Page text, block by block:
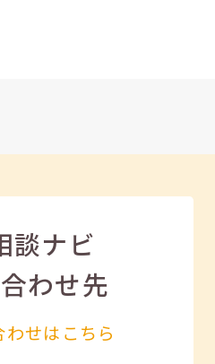
談ナビ
わせ先
わせはこちら